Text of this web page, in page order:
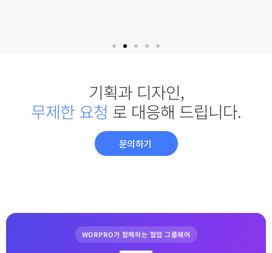
기획과 디자인,
로 대응해 드립니다.
문의하기
WORPRO가 함께하는 협업 그룹웨어